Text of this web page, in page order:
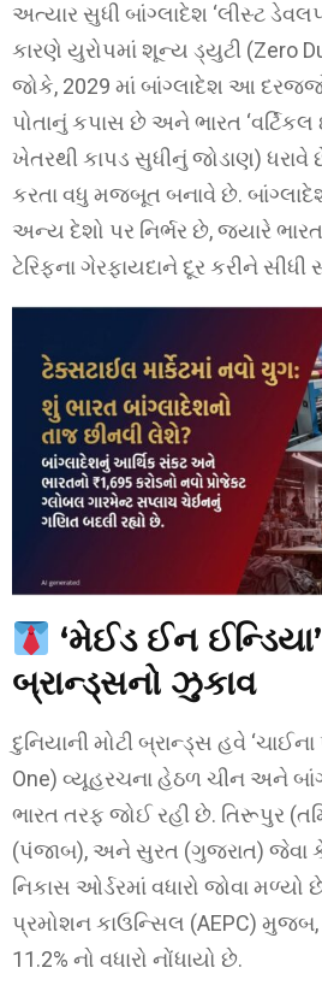
અત્યાર સુધી બાંગ્લાદેશ ‘લીસ્ટ
કારણે યુરોપમાં શૂન્ય ડ્યુટી (Zero
જોકે, 2029 માં બાંગ્લાદેશ આ
પોતાનું કપાસ છે અને ભારત ‘વર્ટિકલ
ખેતરથી કાપડ સુધીનું જોડાણ)
કરતા વધુ મજબૂત બનાવે છે.
અન્ય દેશો પર નિર્ભર છે, જ્યારે
ટેરિફના ગેરફાયદાને દૂર કરીને સીધી
‘મેઈડ ઈન
બ્રાન્ડ્સનો ઝુકાવ
દુનિયાની મોટી બ્રાન્ડ્સ હવે
One) વ્યૂહરચના હેઠળ ચીન અને
ભારત તરફ જોઈ રહી છે. તિરૂપુર
(પંજાબ), અને સુરત (ગુજરાત) જેવા
નિકાસ ઓર્ડરમાં વધારો જોવા
પ્રમોશન કાઉન્સિલ (AEPC) મુજબ,
11.2% નો વધારો નોંધાયો છે.